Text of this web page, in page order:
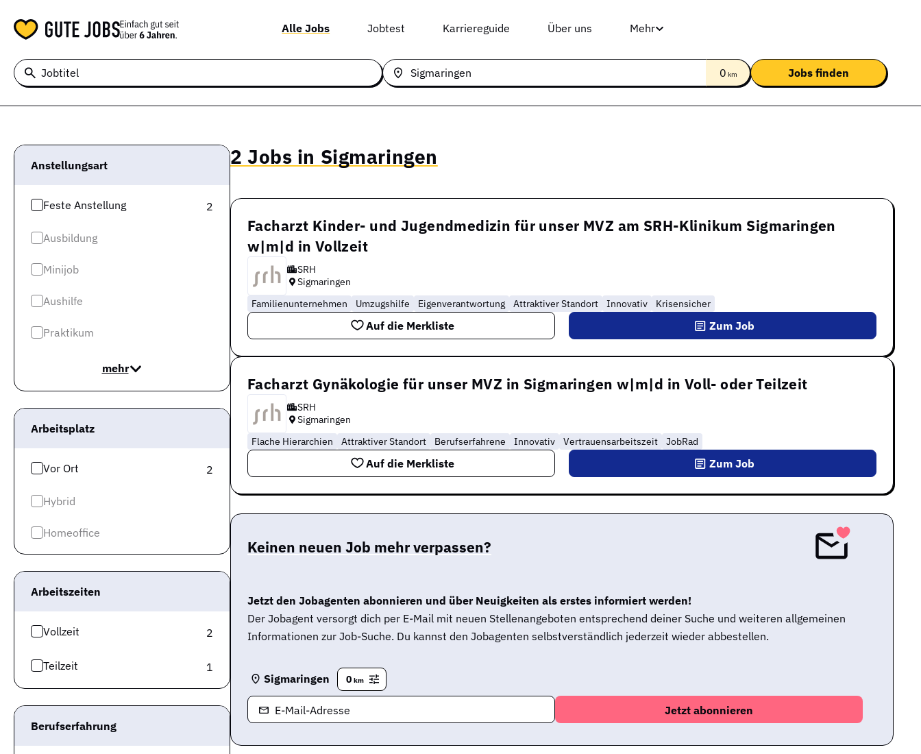
Alle Jobs Jobtest Karriereguide Über uns Mehr
Jobtitel 0 km
Anstellungsart
Feste Anstellung 2
Ausbildung
Minijob
Aushilfe
Praktikum
mehr
Arbeitsplatz
Vor Ort 2
Hybrid
Homeoffice
Arbeitszeiten
Vollzeit 2
Teilzeit 1
Berufserfahrung
2 Jobs in Sigmaringen
Facharzt Kinder- und Jugendmedizin für unser MVZ am SRH-Klinikum Sigmaringen
w|m|d in Vollzeit
SRH
Sigmaringen
Familienunternehmen
Umzugshilfe Eigenverantwortung Attraktiver Standort Innovativ Krisensicher
Auf die Merkliste Zum Job
Facharzt Gynäkologie für unser MVZ in Sigmaringen w|m|d in Voll- oder Teilzeit
SRH
Sigmaringen
Flache Hierarchien
Attraktiver Standort Berufserfahrene Innovativ Vertrauensarbeitszeit JobRad
Auf die Merkliste Zum Job
Keinen neuen Job mehr verpassen?
Jetzt den Jobagenten abonnieren und über Neuigkeiten als erstes informiert werden!
Der Jobagent versorgt dich per E-Mail mit neuen Stellenangeboten entsprechend deiner Suche und weiteren allgemeinen
Informationen zur Job-Suche. Du kannst den Jobagenten selbstverständlich jederzeit wieder abbestellen.
Sigmaringen 0 km
E-Mail-Adresse